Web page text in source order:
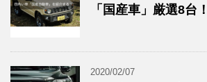
「国産車」厳選8台！
2020/02/07